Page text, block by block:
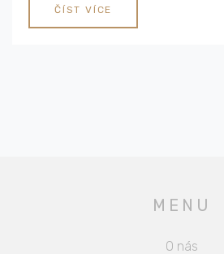
investici. Tento článek je určen
zajímá o estetickou stránku svého
ČÍST VÍCE
MENU
O nás